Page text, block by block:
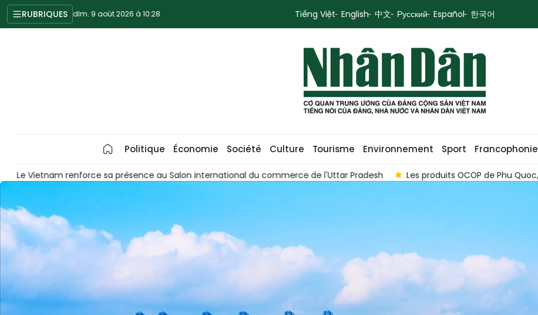
RUBRIQUES dim. 9 août 2026 à 10:28 Tiếng Việt English 中文 Русский Español 한국어
Politique Économie Société Culture Tourisme Environnement Sport Francophonie
Les produits OCOP de Phu Quoc, nouveaux ambassadeurs de la culture locale L'indice ALE 2025 sera dévoilé le 18 août